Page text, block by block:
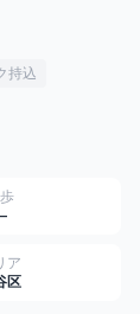
持込
ア
区